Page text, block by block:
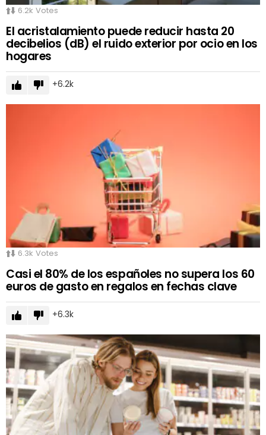
6.2k Votes
El acristalamiento puede reducir hasta 20
decibelios (dB) el ruido exterior por ocio en los
hogares
6.2k
6.3k Votes
Casi el 80% de los españoles no supera los 60
euros de gasto en regalos en fechas clave
6.3k